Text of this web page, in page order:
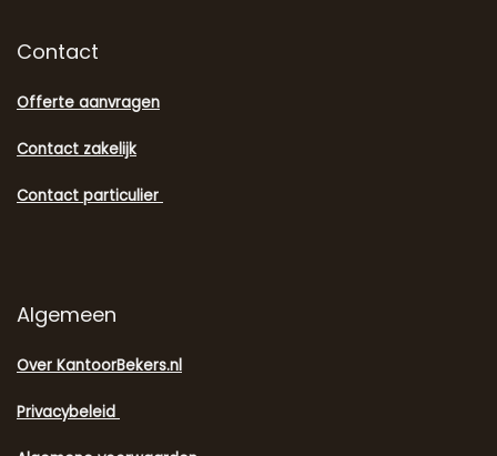
Contact
Offerte aanvragen
Contact zakelijk
Contact particulier
Algemeen
Over KantoorBekers.nl
Privacybeleid